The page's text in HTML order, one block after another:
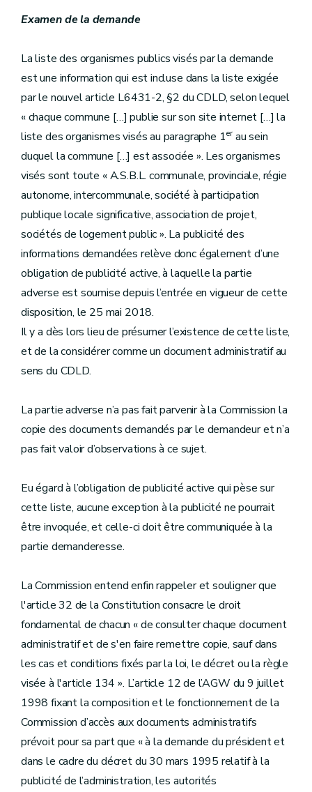
Examen de la demande
La liste des organismes publics visés par la demande
est une information qui est incluse dans la liste exigée
par le nouvel article L6431-2, §2 du CDLD, selon lequel
« chaque commune […] publie sur son site internet […] la
liste des organismes visés au paragraphe 1erau sein
duquel la commune […] est associée ». Les organismes
visés sont toute « A.S.B.L. communale, provinciale, régie
autonome, intercommunale, société à participation
publique locale significative, association de projet,
sociétés de logement public ». La publicité des
informations demandées relève donc également d’une
obligation de publicité active, à laquelle la partie
adverse est soumise depuis l’entrée en vigueur de cette
disposition, le 25 mai 2018.
Il y a dès lors lieu de présumer l’existence de cette liste,
et de la considérer comme un document administratif au
sens du CDLD.
La partie adverse n’a pas fait parvenir à la Commission la
copie des documents demandés par le demandeur et n’a
pas fait valoir d’observations à ce sujet.
Eu égard à l’obligation de publicité active qui pèse sur
cette liste, aucune exception à la publicité ne pourrait
être invoquée, et celle-ci doit être communiquée à la
partie demanderesse.
La Commission entend enfin rappeler et souligner que
l'article 32 de la Constitution consacre le droit
fondamental de chacun « de consulter chaque document
administratif et de s'en faire remettre copie, sauf dans
les cas et conditions fixés par la loi, le décret ou la règle
visée à l'article 134 ». L’article 12 de l’AGW du 9 juillet
1998 fixant la composition et le fonctionnement de la
Commission d’accès aux documents administratifs
prévoit pour sa part que « à la demande du président et
dans le cadre du décret du 30 mars 1995 relatif à la
publicité de l’administration, les autorités